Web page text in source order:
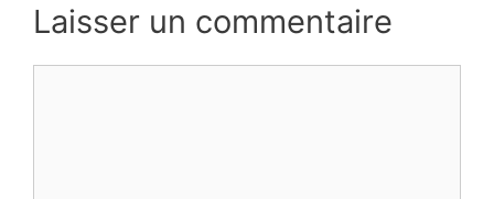
Laisser un commentaire